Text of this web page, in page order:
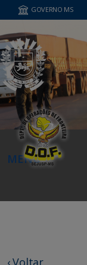
GOVERNO MS
MENU
‹ Voltar